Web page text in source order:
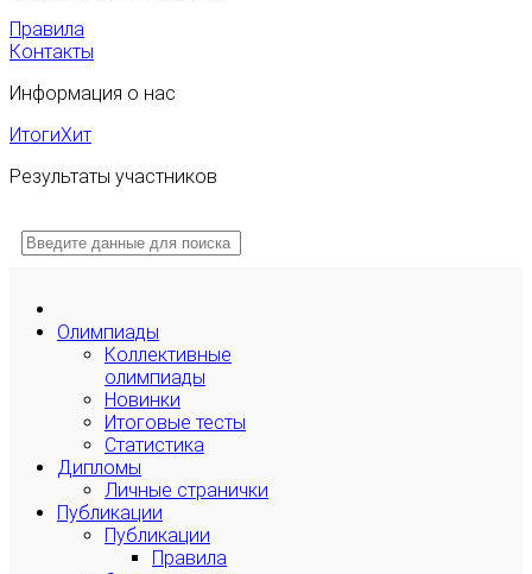
Правила
Контакты
Информация о нас
ИтогиХит
Результаты участников
Олимпиады
Коллективные
олимпиады
Новинки
Итоговые тесты
Статистика
Дипломы
Личные странички
Публикации
Публикации
Правила